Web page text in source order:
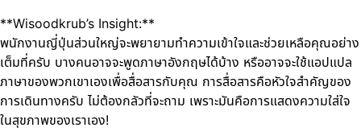
**Wisoodkrub’s Insight:**
พนักงานญี่ปุ่นส่วนใหญ่จะพยายามทำความเข้าใจและช่วยเหลือคุณอย่าง
เต็มที่ครับ บางคนอาจจะพูดภาษาอังกฤษได้บ้าง หรืออาจจะใช้แอปแปล
ภาษาของพวกเขาเองเพื่อสื่อสารกับคุณ การสื่อสารคือหัวใจสำคัญของ
การเดินทางครับ ไม่ต้องกลัวที่จะถาม เพราะมันคือการแสดงความใส่ใจ
ในสุขภาพของเราเอง!